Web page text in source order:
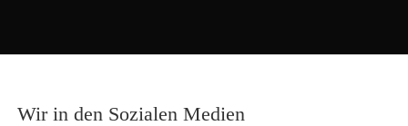
Wir in den Sozialen Medien